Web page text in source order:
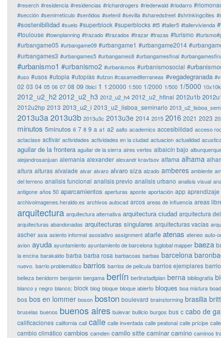
#reserch #residencia #residencias #richardrogers #riederwald #riodarro
#sección #semirretículo #sentidos #setenil #sevilla #sharedstreet #shrinkingcities
#sostenibilidad #suelo #superblock #superblocks #t5 #taller5 #tallervivienda
#toulouse #townplanning #trazado #trazados #trazar #trazas #turismo
#urbangame05 #urbangame09 #urbangame1 #urbangame2014
#urbangames3 #urbangames5 #urbangames8 #urbangamesfinal
#urbanismo1 #urbanismo2 #urbanismos #urbanismosocial
#uso #usos #utopia #utopías #utzon #casamediterraneas #vegadegranada
02 03 04 05 06 07 08 09 0bici 1 1:20000 1:500 1/2000 1/500 1/5000
2012_u2_h2 2012_u2_h3 2012_u2_h4 2012_u2_hfinal 2012u1b
2012u2hp 2013 2013_u2_i 2013_u2_lisboa_seminario
2013u3a2013u3b 2013u3c 2013u3e 2014 2015 2016 2021 2023
minutos 5minutos 6 7 8 9 a a1 a2 aalto academico accesibilidad acceso
actaclase activar actividades actividades en la ciudad actuacion actualidad
aguilar de la frontera aguilar de la sierra aires vertes albaicín bajo
alejandrosanjuan alemania alexander alexandr kravtsov alfama alhama
altura alturas alvalade alvar alvaro alvaro siza alzado amberes ambiente
del terreno analisis funcional analisis previo analisis urbano analisis visual
antigone años 50 aparcamientos aperturas aponte aportación app aprendizaje
archivoimagenes.heraldo.es archivos autocad arcos areas de influencia areas
arquitectura arquitectura alternativa arquitectura ciudad arquitectura
arquitecturas abandonadas arquitecturas singulares arquitecturas vacías
ascher asia asiento informal asosiativo assignment atarfe atenas ateneo auto-
avion ayuda ayuntamiento ayuntamiento de barcelona b¡global mapper baeza
la encina barakaldo barba barba rosa barbacoas barbas barcelona
nuevo. barrio problemático barrios barrios de pelicula barrios ejemplares
belleza benidorm benjamin bergama berlín berlinstadtplan berna bibliografía
blanco y negro blanco; block blog bloque bloque abierto bloques boa mistura
bos bos en lommer boson boston boulevard brainstorming brasilia
bruselas buenos buenos aires bulevar bullicio burgos bus c cabo de
calificaciones california call calle calle inventada calle peatonal calle prícipe
cambio climático cambios camden camilo sitte caminar camino caminos